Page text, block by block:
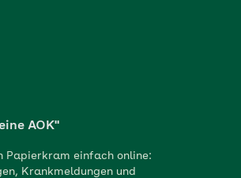
AOK"
Papierkram einfach online:
Krankmeldungen und